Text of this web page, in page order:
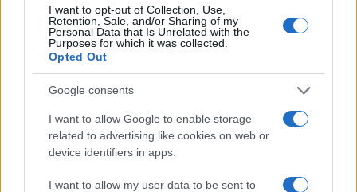
I want to opt-out of Collection, Use,
Retention, Sale, and/or Sharing of my
Personal Data that Is Unrelated with the
Purposes for which it was collected.
Opted Out
Google consents
I want to allow Google to enable storage
related to advertising like cookies on web or
device identifiers in apps.
I want to allow my user data to be sent to
Cómo se estructuran los planes de I+D y
su impacto en la sociedad
Los planes regionales de ciencia y tecnología son…